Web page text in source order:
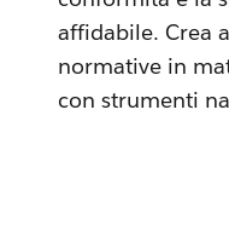
affidabile. Crea
normative in
con strumenti